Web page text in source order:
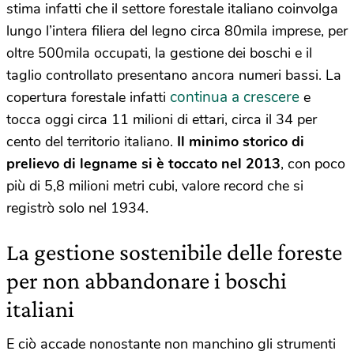
stima infatti che il settore forestale italiano coinvolga
lungo l’intera filiera del legno circa 80mila imprese, per
oltre 500mila occupati, la gestione dei boschi e il
taglio controllato presentano ancora numeri bassi. La
copertura forestale infatti continua a crescere e
tocca oggi circa 11 milioni di ettari, circa il 34 per
cento del territorio italiano. Il minimo storico di
prelievo di legname si è toccato nel 2013, con poco
più di 5,8 milioni metri cubi, valore record che si
registrò solo nel 1934.
La gestione sostenibile delle foreste
per non abbandonare i boschi
italiani
E ciò accade nonostante non manchino gli strumenti